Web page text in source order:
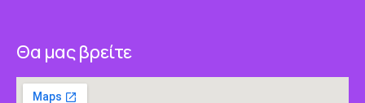
Θα μας βρείτε